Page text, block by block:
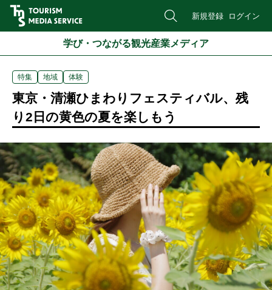
新規登録 ログイン
学び・つながる観光産業メディア
特集 地域 体験
東京・清瀬ひまわりフェスティバル、残
り2日の黄色の夏を楽しもう